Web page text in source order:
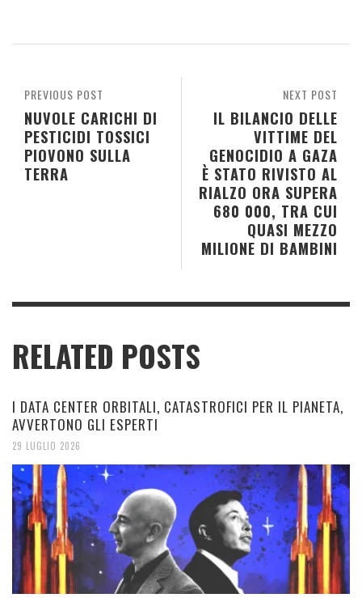
NEXT POST
IL BILANCIO DELLE
VITTIME DEL
GENOCIDIO A GAZA
È STATO RIVISTO AL
RIALZO ORA SUPERA
680 000, TRA CUI
QUASI MEZZO
MILIONE DI BAMBINI
PREVIOUS POST
NUVOLE CARICHI DI
PESTICIDI TOSSICI
PIOVONO SULLA
TERRA
RELATED POSTS
I DATA CENTER ORBITALI, CATASTROFICI PER IL PIANETA,
AVVERTONO GLI ESPERTI
29 LUGLIO 2026